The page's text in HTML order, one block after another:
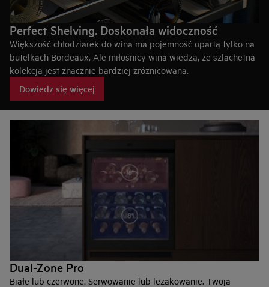
Perfect Shelving. Doskonała widoczność
Większość chłodziarek do wina ma pojemność opartą tylko na
butelkach Bordeaux. Ale miłośnicy wina wiedzą, że szlachetna
kolekcja jest znacznie bardziej zróżnicowana.
Nasze chłodziarki pozwalają każdemu miłośnikowi wina
zaprezentować całą swoją kolekcję. Wysuwane, najwyższej
jakości drewniane półki są zaprojektowane z idealnym
rozstawem, aby pomieścić wszystkie typowe butelki o
pojemności 750 ml – nawet ulubionego szampana – bez
zarysowania etykiet.
Perfect Shelving pozwoli zmieścić 95% wariantów butelek bez
uszkodzenia butelki lub zarysowania etykiety.
Dowiedz się więcej
Dual-Zone Pro
Białe lub czerwone. Serwowanie lub leżakowanie. Twoja